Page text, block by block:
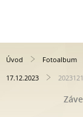
Úvod Fotoalbum
17.12.2023